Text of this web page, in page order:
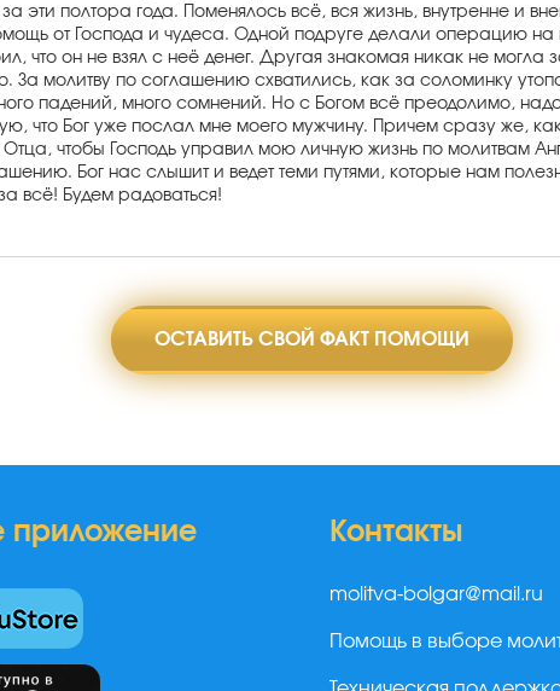
эти полтора года. Поменялось всё, вся жизнь, внутренне и
от Господа и чудеса. Одной подруге делали операцию на
что он не взял с неё денег. Другая знакомая никак не могла
За молитву по соглашению схватились, как за соломинку
падений, много сомнений. Но с Богом всё преодолимо, надо
что Бог уже послал мне моего мужчину. Причем сразу же,
чтобы Господь управил мою личную жизнь по молитвам
Бог нас слышит и ведет теми путями, которые нам
всё! Будем радоваться!
ОСТАВИТЬ СВОЙ ФАКТ ПОМОЩИ
приложение Контакты
molitva-bolgar@mail.ru
Помощь в выборе